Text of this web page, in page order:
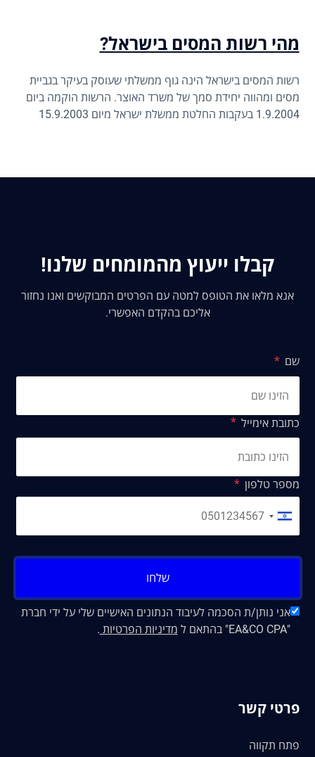
מהי רשות המסים בישראל?
רשות המסים בישראל הינה גוף ממשלתי שעוסק בעיקר בגביית
מסים ומהווה יחידת סמך של משרד האוצר. הרשות הוקמה ביום
1.9.2004 בעקבות החלטת ממשלת ישראל מיום 15.9.2003
קבלו ייעוץ מהמומחים שלנו!
אנא מלאו את הטופס למטה עם הפרטים המבוקשים ואנו נחזור
אליכם בהקדם האפשרי.
שם
כתובת אימייל
מספר טלפון
שלחו
אני נותן/ת הסכמה לעיבוד הנתונים האישיים שלי על ידי חברת
"EA&CO CPA" בהתאם ל
מדיניות הפרטיות .
פרטי קשר
פתח תקווה